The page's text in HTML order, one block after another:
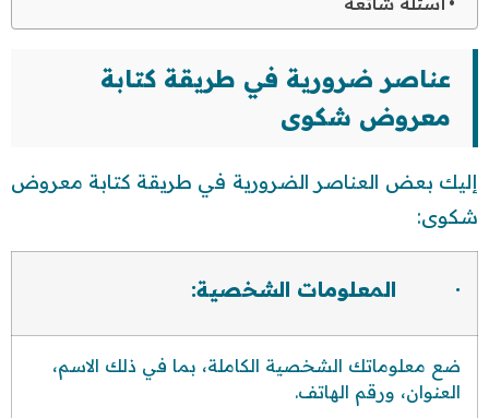
عناصر ضرورية في طريقة كتابة
معروض شكوى
إليك بعض العناصر الضرورية في طريقة كتابة معروض
شكوى:
· المعلومات الشخصية:
ضع معلوماتك الشخصية الكاملة، بما في ذلك الاسم،
العنوان، ورقم الهاتف.